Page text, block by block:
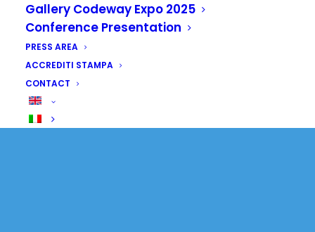
Gallery Codeway Expo 2025
Conference Presentation
PRESS AREA
ACCREDITI STAMPA
CONTACT